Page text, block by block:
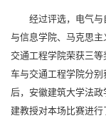
经过评选，电气
与信息学院、马克思
交通工程学院荣获三
车与交通工程学院分
后，安徽建筑大学法
建教授对本场比赛进行